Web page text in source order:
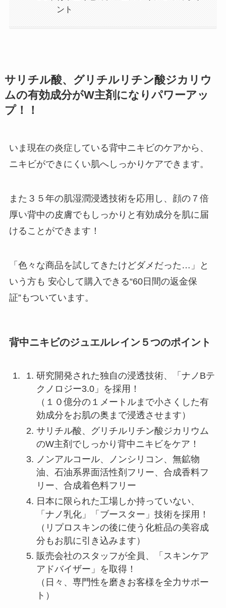
ント
サリチル酸、グリチルリチン酸ジカリウ
ムの有効成分がW主剤になりパワーアッ
プ！！
いま現在の炎症している背中ニキビのケアから、
ニキビができにくい肌へしっかりケアできます。
また３５年の肌湿潤浸透技術を応用し、顔の７倍
厚い背中の皮膚でもしっかりと有効成分を肌に届
けることができます！
「色々な商品を試してきたけどダメだった…」と
いう方も 安心して購入できる“60日間の返金保
証”もついています。
背中ニキビのジュエルレイン５つのポイント
研究開発された独自の浸透技術、「ナノBテ
クノロジー3.0」を採用！
（１０億分の１メートルまで小さくした有
効成分をお肌の奥まで浸透させます）
サリチル酸、グリチルリチン酸ジカリウム
のW主剤でしっかり背中ニキビをケア！
ノンアルコール、ノンシリコン、無鉱物
油、石油系界面活性剤フリー、合成香料フ
リー、合成着色料フリー
日本に限られた工場しか持っていない、
「ナノ乳化」「ブースター」技術を採用！
（リプロスキンの後に使う化粧品の美容成
分もお肌に引き込みます）
販売会社のスタッフが全員、「スキンケア
アドバイザー」を取得！
（日々、専門性を磨きお客様を全力サポー
ト）